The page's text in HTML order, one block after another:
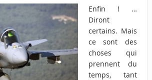
Enfin ! …
Diront
certains. Mais
ce sont des
choses qui
prennent du
temps, tant